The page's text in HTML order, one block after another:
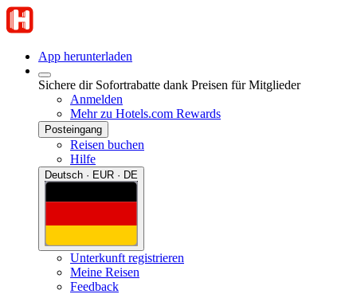
App herunterladen
Sichere dir Sofortrabatte dank Preisen für Mitglieder
Anmelden
Mehr zu Hotels.com Rewards
Posteingang
Reisen buchen
Hilfe
Deutsch · EUR · DE
Unterkunft registrieren
Meine Reisen
Feedback